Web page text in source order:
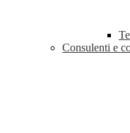
Consulenti e